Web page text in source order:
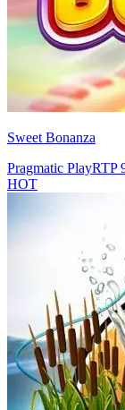
Sweet Bonanza
Pragmatic PlayRTP
HOT